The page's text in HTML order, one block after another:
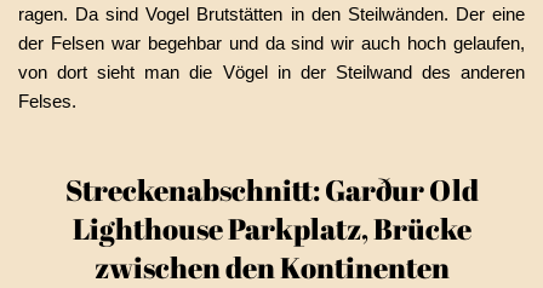
ragen. Da sind Vogel Brutstätten in den Steilwänden. Der eine
der Felsen war begehbar und da sind wir auch hoch gelaufen,
von dort sieht man die Vögel in der Steilwand des anderen
Felses.
Streckenabschnitt: Garður Old
Lighthouse Parkplatz, Brücke
zwischen den Kontinenten